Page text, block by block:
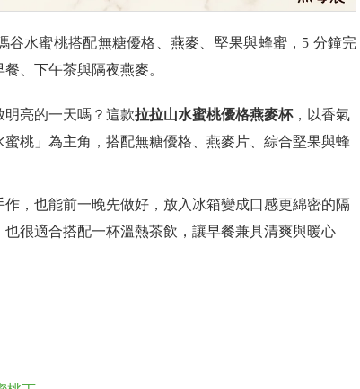
谷水蜜桃搭配無糖優格、燕麥、堅果與蜂蜜，5 分鐘完
、下午茶與隔夜燕麥。
亮的一天嗎？這款拉拉山水蜜桃優格燕麥杯，以香氣
桃」為主角，搭配無糖優格、燕麥片、綜合堅果與蜂
，也能前一晚先做好，放入冰箱變成口感更綿密的隔
很適合搭配一杯溫熱茶飲，讓早餐兼具清爽與暖心